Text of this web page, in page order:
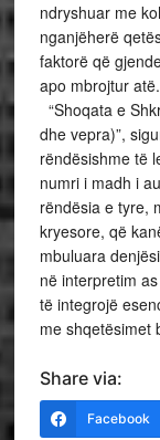
ndryshuar me
nganjëherë
faktorë që
apo mbrojtur atë.
“Shoqata e
dhe vepra)”,
rëndësishme të
numri i madh i
rëndësia e tyre,
kryesore, që
mbuluara
në interpretim
të integrojë
me shqetësimet
Share via:
Facebook